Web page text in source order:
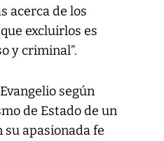
acerca de los
excluirlos es
y criminal”.
según
de Estado de un
apasionada fe